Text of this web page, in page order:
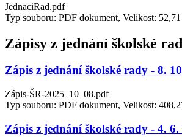
JednaciRad.pdf
Typ souboru: PDF dokument, Velikost:
Zápisy z jednání školské
Zápis z jednání školské rady - 8.
Zápis-ŠR-2025_10_08.pdf
Typ souboru: PDF dokument, Velikost:
Zápis z jednání školské rady - 4. 6.